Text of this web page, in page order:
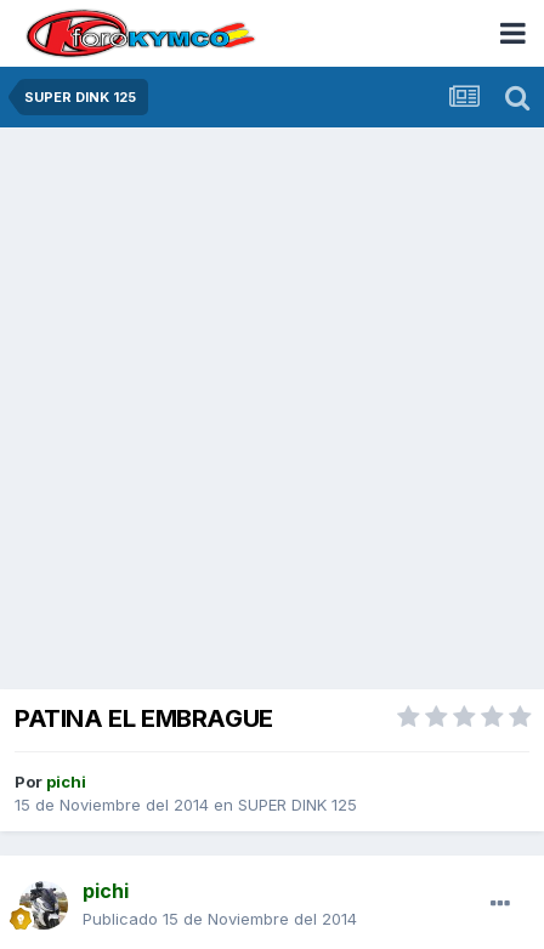
SUPER DINK 125
PATINA EL EMBRAGUE
Por pichi
15 de Noviembre del 2014 en SUPER DINK 125
pichi
Publicado 15 de Noviembre del 2014